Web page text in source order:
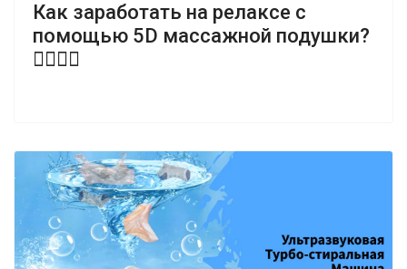
Как заработать на релаксе с
помощью 5D массажной подушки?
💆‍♂️💆‍♀️